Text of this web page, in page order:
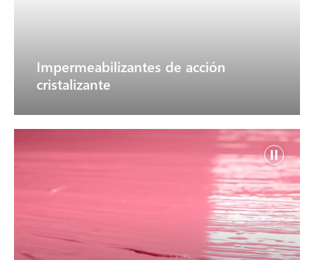
Impermeabilizantes de acción
cristalizante